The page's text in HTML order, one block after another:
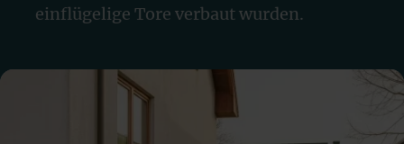
einflügelige Tore verbaut wurden.